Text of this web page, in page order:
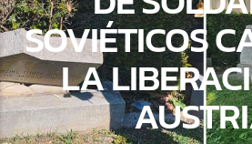
SOVIÉTICOS
LA